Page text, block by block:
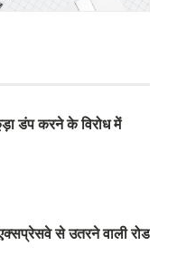
डंप करने के विरोध में
से उतरने वाली रोड